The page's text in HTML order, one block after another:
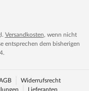
Versandkosten, wenn nicht
entsprechen dem bisherigen
.
Widerrufsrecht
Lieferanten